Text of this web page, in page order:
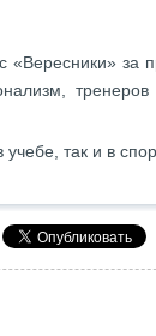
«Вересники» за
так и в